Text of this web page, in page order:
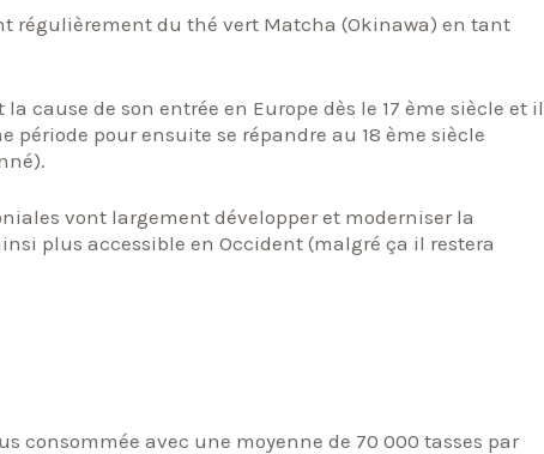
régulièrement du thé vert Matcha (Okinawa) en tant
cause de son entrée en Europe dès le 17 ème siècle et il
pour ensuite se répandre au 18 ème siècle
vont largement développer et moderniser la
plus accessible en Occident (malgré ça il restera
consommée avec une moyenne de 70 000 tasses par